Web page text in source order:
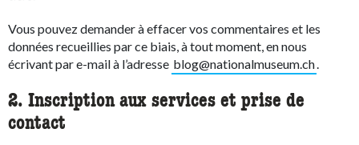
Vous pouvez demander à effacer vos commentaires et les
données recueillies par ce biais, à tout moment, en nous
écrivant par e-mail à l’adresse blog@nationalmuseum.ch.
2. Inscription aux services et prise de
contact